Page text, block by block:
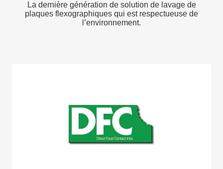
La dernière génération de solution de lavage de
plaques flexographiques qui est respectueuse de
l’environnement.